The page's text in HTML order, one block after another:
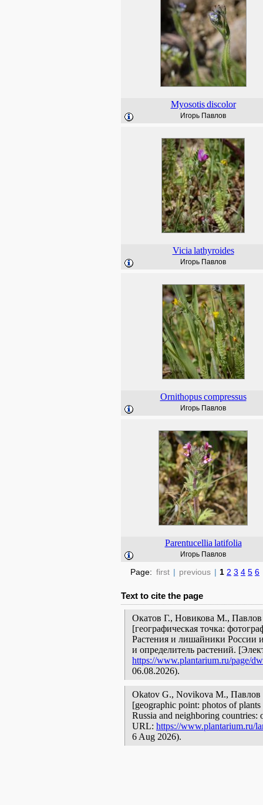
Myosotis discolor
Игорь Павлов
Vicia lathyroides
Игорь Павлов
Ornithopus compressus
Игорь Павлов
Parentucellia latifolia
Игорь Павлов
Page: first | previous | 1 2 3 4 5 6
Text to cite the page
Окатов Г., Новикова М.,
[географическая точка:
Растения и лишайники России
и определитель растений.
https://www.plantarium.ru/page/
06.08.2026).
Okatov G., Novikova M.,
[geographic point: photos of
Russia and neighboring
URL: https://www.plantarium.ru/
6 Aug 2026).